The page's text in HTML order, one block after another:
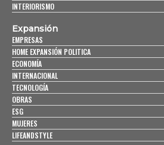
INTERIORISMO
Expansión
EMPRESAS
HOME EXPANSIÓN POLITICA
ECONOMÍA
INTERNACIONAL
TECNOLOGÍA
OBRAS
ESG
MUJERES
LIFEANDSTYLE